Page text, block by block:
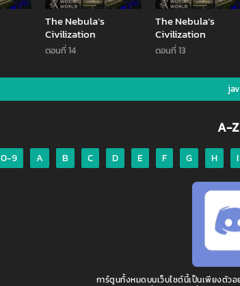
The Nebula’s
Civilization
ตอนที่ 14
The Nebula’s
Civilization
ตอนที่ 13
jav
A-
0-9 A B C D E F G H I
การ์ตูนทั้งหมดบนเว็บไซต์นี้เป็นเพียงตัว